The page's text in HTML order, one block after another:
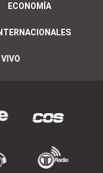
ECONOMÍA
VIVO